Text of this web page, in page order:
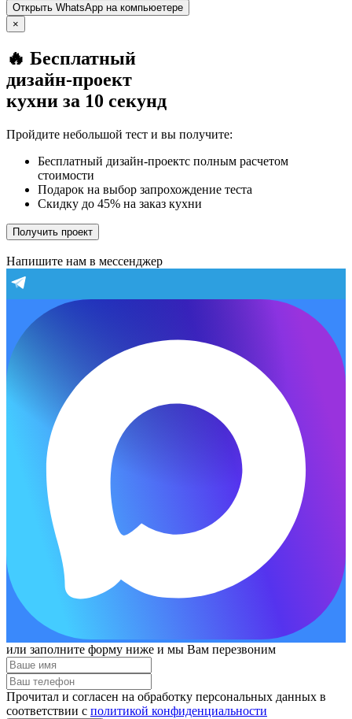
Открыть WhatsApp на компьюетере
×
🔥 Бесплатный
дизайн-проект
кухни за 10 секунд
Пройдите небольшой тест и вы получите:
Бесплатный дизайн-проектс полным расчетом
стоимости
Подарок на выбор запрохождение теста
Скидку до 45% на заказ кухни
Получить проект
Напишите нам в мессенджер
или заполните форму ниже и мы Вам перезвоним
Прочитал и согласен на обработку персональных данных в
соответствии с политикой конфиденциальности